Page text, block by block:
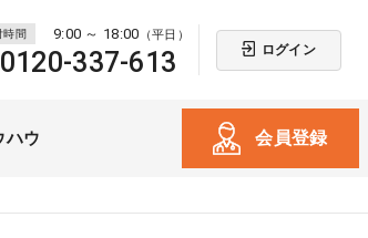
時間 9:00 ～ 18:00 （平日）
0120-337-613 ログイン
ハウ 会員登録